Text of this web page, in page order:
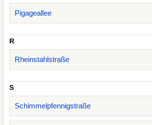
Pigageallee
R
Rheinstahlstraße
S
Schimmelpfennigstraße